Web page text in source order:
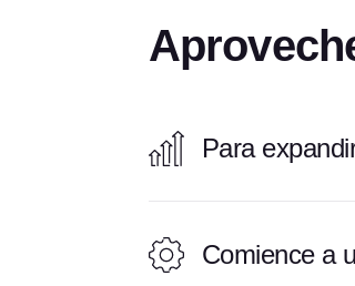
Para
Comience a